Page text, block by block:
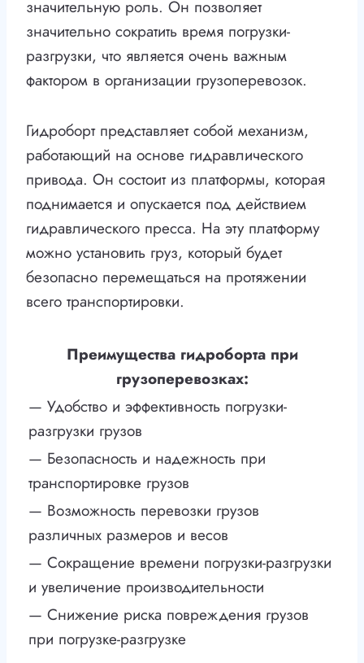
значительную роль. Он позволяет
значительно сократить время погрузки-
разгрузки, что является очень важным
фактором в организации грузоперевозок.
Гидроборт представляет собой механизм,
работающий на основе гидравлического
привода. Он состоит из платформы, которая
поднимается и опускается под действием
гидравлического пресса. На эту платформу
можно установить груз, который будет
безопасно перемещаться на протяжении
всего транспортировки.
Преимущества гидроборта при
грузоперевозках:
— Удобство и эффективность погрузки-
разгрузки грузов
— Безопасность и надежность при
транспортировке грузов
— Возможность перевозки грузов
различных размеров и весов
— Сокращение времени погрузки-разгрузки
и увеличение производительности
— Снижение риска повреждения грузов
при погрузке-разгрузке